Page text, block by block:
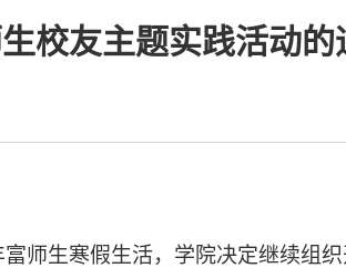
校友主题实践活动的
师生寒假生活，学院决定继续组